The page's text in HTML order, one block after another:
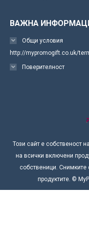
ВАЖНА
Общи условия
http://mypromogift.co.uk/
Поверителност
Този сайт е собственост
на всички включени
собственици. Снимките
продуктите. ©